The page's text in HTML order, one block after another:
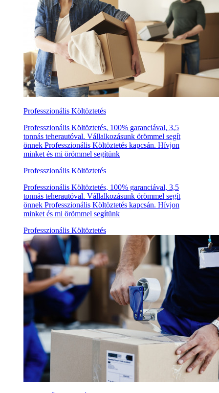
Professzionális Költöztetés
Professzionális Költöztetés, 100% garanciával, 3,5
tonnás teherautóval. Vállalkozásunk örömmel segít
önnek Professzionális Költöztetés kapcsán. Hívjon
minket és mi örömmel segítünk
Professzionális Költöztetés
Professzionális Költöztetés, 100% garanciával, 3,5
tonnás teherautóval. Vállalkozásunk örömmel segít
önnek Professzionális Költöztetés kapcsán. Hívjon
minket és mi örömmel segítünk
Professzionális Költöztetés